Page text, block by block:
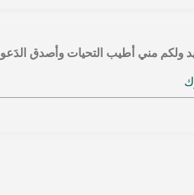
ولكم مني أطيب التحيات وأصدق